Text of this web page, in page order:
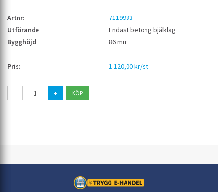
7119933
Endast betong bjälklag
86 mm
1 120,00 kr/st
- +